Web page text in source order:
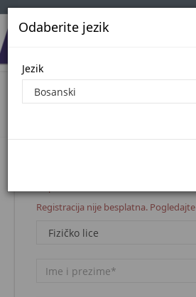
Odaberite jezik
Jezik
Registracija korisnika
Registracija nije besplatna. Pogledajte